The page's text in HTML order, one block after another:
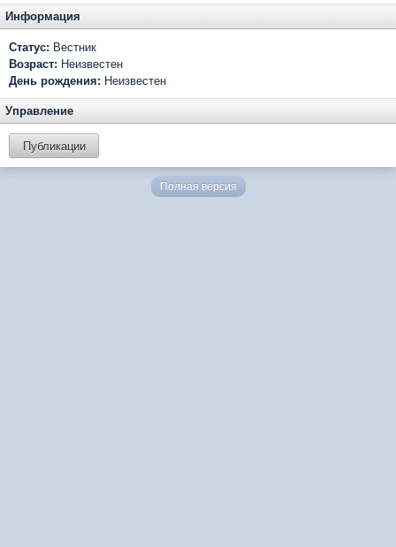
Информация
Статус: Вестник
Возраст: Неизвестен
День рождения: Неизвестен
Управление
Публикации
Полная версия